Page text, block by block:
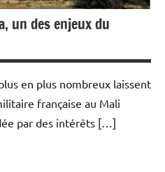
un des enjeux du
en plus nombreux laissent
française au Mali
par des intérêts […]